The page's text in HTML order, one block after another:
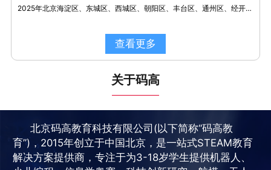
2025年北京海淀区、东城区、西城区、朝阳区、丰台区、通州区、经开区、顺义区、昌平区、石景山区、大兴区、房山区、怀柔区等，13区共82所学校发布科技特长生招生简章！
查看更多
关于码高
北京码高教育科技有限公司(以下简称“码高教
育”)，2015年创立于中国北京，是一站式STEAM教育
解决方案提供商，专注于为3-18岁学生提供机器人、